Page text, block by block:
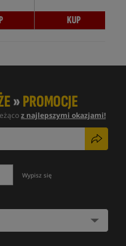
KUP
»PROMOCJE
z najlepszymi okazjami!
Wypisz się